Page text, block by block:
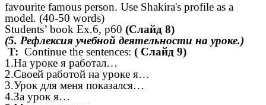
favourite famous person. Use Shakira's profile as a
model. (40-50 words)
Students’ book Ex.6, p60 (Слайд 8)
(5. Рефлексия учебной деятельности на уроке.)
T: Continue the sentences: ( Слайд 9)
1.На уроке я работал…
2.Своей работой на уроке я…
3.Урок для меня показался…
4.За урок я…